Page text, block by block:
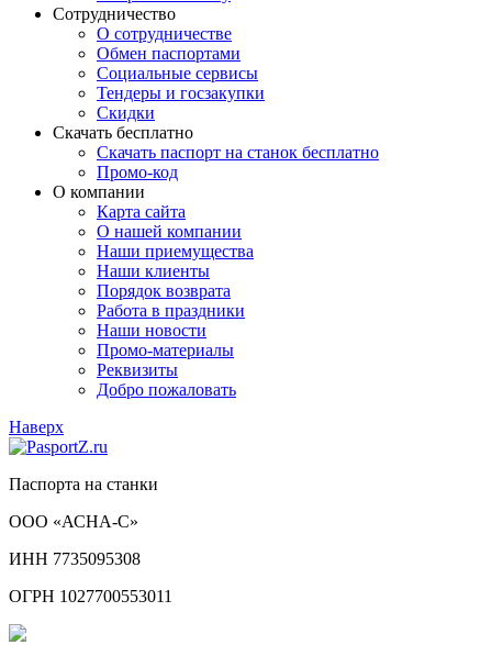
Сотрудничество
О сотрудничестве
Обмен паспортами
Социальные сервисы
Тендеры и госзакупки
Скидки
Скачать бесплатно
Скачать паспорт на станок бесплатно
Промо-код
О компании
Карта сайта
О нашей компании
Наши приемущества
Наши клиенты
Порядок возврата
Работа в праздники
Наши новости
Промо-материалы
Реквизиты
Добро пожаловать
Наверх
Паспорта на станки
ООО «АСНА-С»
ИНН 7735095308
ОГРН 1027700553011